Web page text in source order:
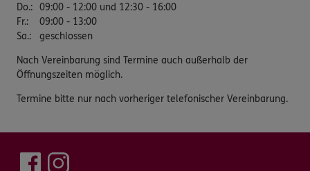
Do.: 09:00 - 12:00 und 12:30 - 16:00
Fr.:
09:00 - 13:00
Sa.: geschlossen
Nach Vereinbarung sind Termine auch außerhalb der
Öffnungszeiten möglich.
Termine bitte nur nach vorheriger telefonischer Vereinbarung.